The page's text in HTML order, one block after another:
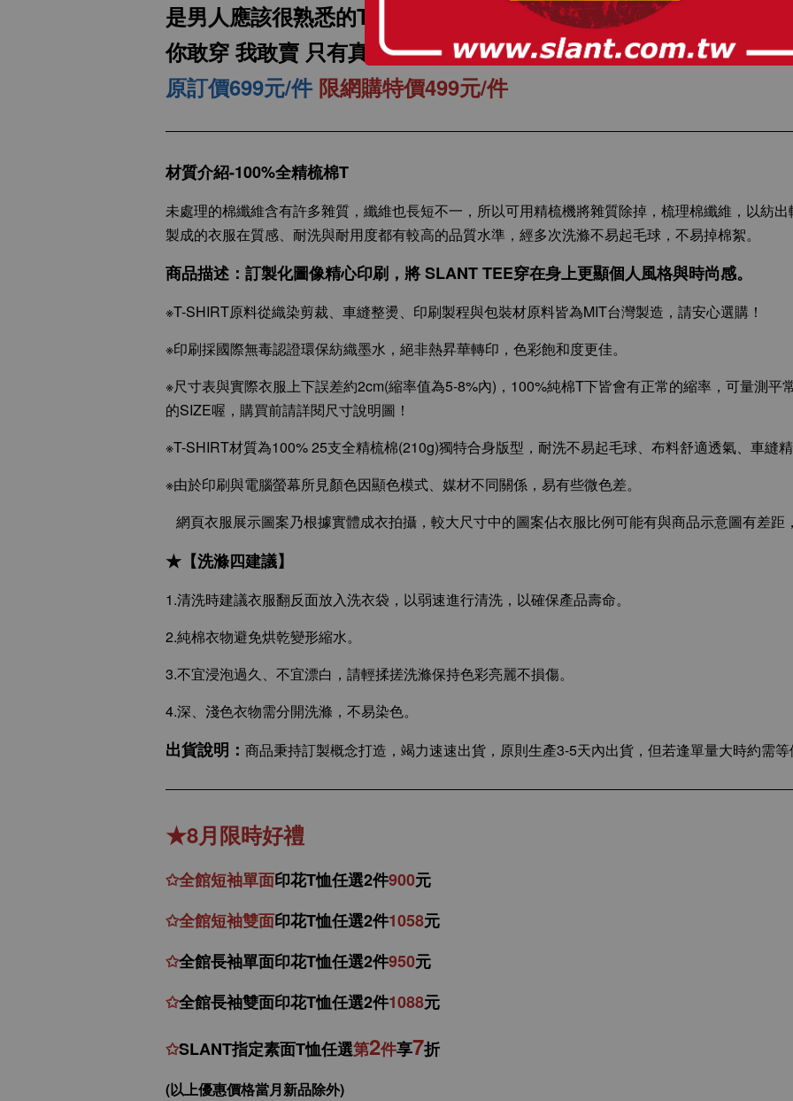
SLANT 素面中性 短袖
T恤 百搭T恤 潮牌品質
100%精梳環紡棉 亞洲
版型 經典合身12色可
NT$ 199
-
加入購物車
是男人應該很熟悉的T恤 真的很78的T恤 限量出品
你敢穿 我敢賣 只有真男人才懂
原訂價699元/件 限網購特價499元/件
材質介紹-100%全精梳棉T
未處理的棉纖維含有許多雜質，纖維也長短不一，所以可用精梳機將雜質除掉，梳理棉纖維，以紡
製成的衣服在質感、耐洗與耐用度都有較高的品質水準，經多次洗滌不易起毛球，不易掉棉絮。
商品描述：訂製化圖像精心印刷，將 SLANT TEE穿在身上更顯個人風格與時尚感。
※T-SHIRT原料從織染剪裁、車縫整燙、印刷製程與包裝材原料皆為MIT台灣製造，請安心選購！
※印刷採國際無毒認證環保紡織墨水，絕非熱昇華轉印，色彩飽和度更佳。
※尺寸表與實際衣服上下誤差約2cm(縮率值為5-8%內)，100%純棉T下皆會有正常的縮率，可量測平
的SIZE喔，購買前請詳閱尺寸說明圖！
※T-SHIRT材質為100% 25支全精梳棉(210g)獨特合身版型，耐洗不易起毛球、布料舒適透氣、車縫
※由於印刷與電腦螢幕所見顏色因顯色模式、媒材不同關係，易有些微色差。
網頁衣服展示圖案乃根據實體成衣拍攝，較大尺寸中的圖案佔衣服比例可能有與商品示意圖有差距
★【洗滌四建議】
1.清洗時建議衣服翻反面放入洗衣袋，以弱速進行清洗，以確保產品壽命。
2.純棉衣物避免烘乾變形縮水。
3.不宜浸泡過久、不宜漂白，請輕揉搓洗滌保持色彩亮麗不損傷。
4.深、淺色衣物需分開洗滌，不易染色。
出貨說明： 商品秉持訂製概念打造，竭力速速出貨，原則生產3-5天內出貨，但若逢單量大時約需
★8月限時好禮
✩全館短袖單面印花T恤任選2件900元
✩全館短袖雙面印花T恤任選2件1058元
✩全館長袖單面印花T恤任選2件950元
✩全館長袖雙面印花T恤任選2件1088元
✩SLANT指定素面T恤任選第2件享7折
(以上優惠價格當月新品除外)